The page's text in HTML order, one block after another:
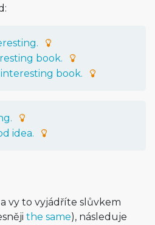
book.
interesting book.
idea.
a vy to vyjádříte slůvkem
the same), následuje